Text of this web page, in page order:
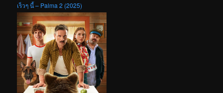
เร็วๆ นี้ – Palma 2 (2025)